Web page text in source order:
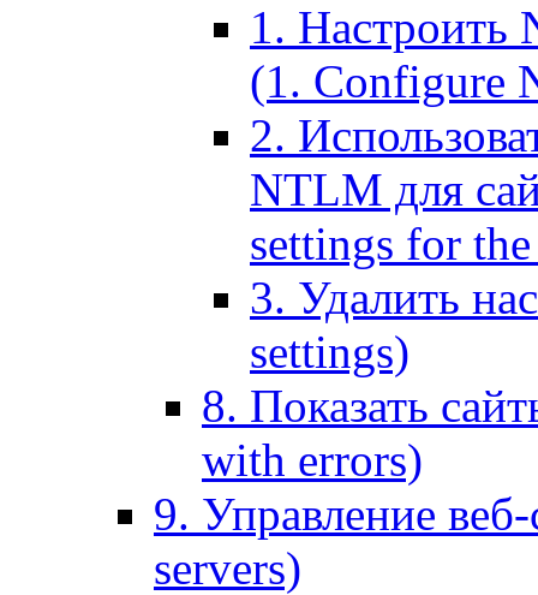
1. Настроить
(1. Configure
2.
NTLM для
settings for
3. Удалить
settings)
8. Показать
with errors)
9. Управление
servers)